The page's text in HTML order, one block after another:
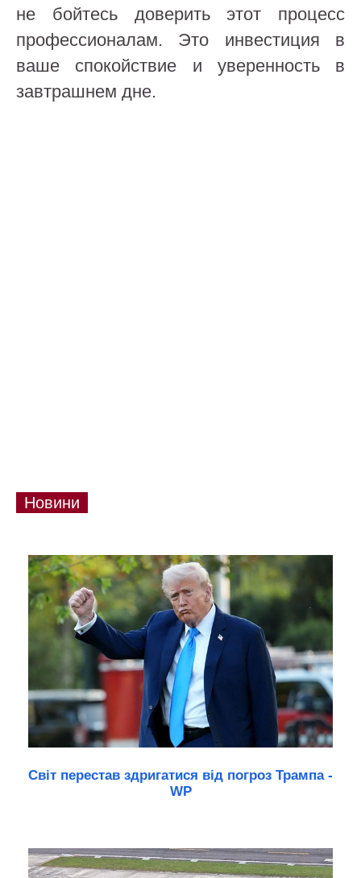
не бойтесь доверить этот процесс
профессионалам. Это инвестиция в
ваше спокойствие и уверенность в
завтрашнем дне.
Новини
Світ перестав здригатися від погроз Трампа -
WP